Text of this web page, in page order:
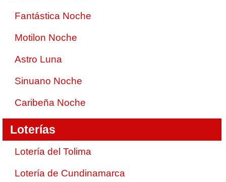
Fantástica Noche
Motilon Noche
Astro Luna
Sinuano Noche
Caribeña Noche
Loterías
Lotería del Tolima
Lotería de Cundinamarca